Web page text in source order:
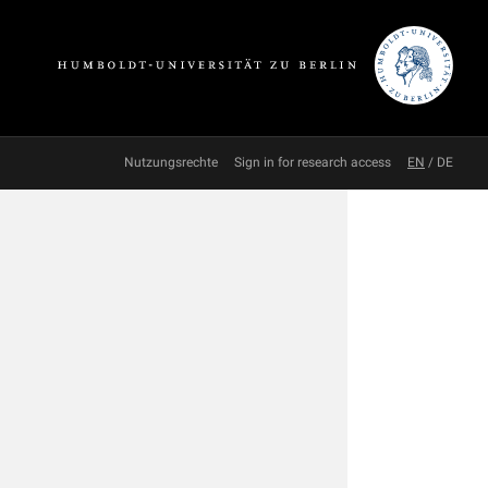
Nutzungsrechte Sign in for research access EN / DE